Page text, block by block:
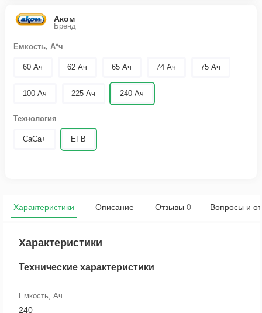
Аком
Бренд
Емкость, А*ч
60 Ач 62 Ач 65 Ач 74 Ач 75 Ач
100 Ач 225 Ач 240 Ач
Технология
CaCa+ EFB
Характеристики Описание Отзывы 0 Вопросы и
Характеристики
Технические характеристики
Емкость, Ач
240